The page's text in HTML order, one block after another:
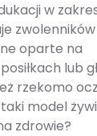
w
oparte na
lub
rzekomo
model
zdrowie?